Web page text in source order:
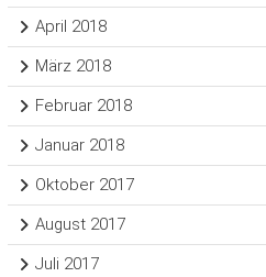
April 2018
März 2018
Februar 2018
Januar 2018
Oktober 2017
August 2017
Juli 2017